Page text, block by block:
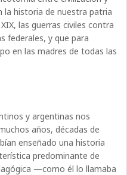
la historia de nuestra patria
las guerras civiles contra
federales, y que para
en las madres de todas las
y argentinas nos
años, décadas de
enseñado una historia
predominante de
—como él lo llamaba